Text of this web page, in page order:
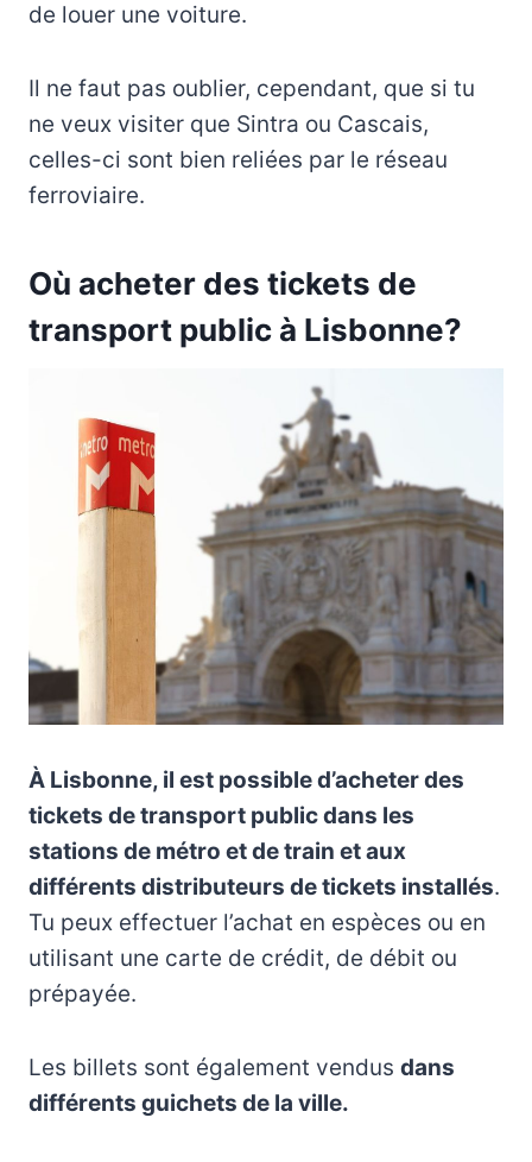
de louer une voiture.
Il ne faut pas oublier, cependant, que si tu
ne veux visiter que Sintra ou Cascais,
celles-ci sont bien reliées par le réseau
ferroviaire.
Où acheter des tickets de
transport public à Lisbonne?
À Lisbonne, il est possible d’acheter des
tickets de transport public dans les
stations de métro et de train et aux
différents distributeurs de tickets installés.
Tu peux effectuer l’achat en espèces ou en
utilisant une carte de crédit, de débit ou
prépayée.
Les billets sont également vendus dans
différents guichets de la ville.